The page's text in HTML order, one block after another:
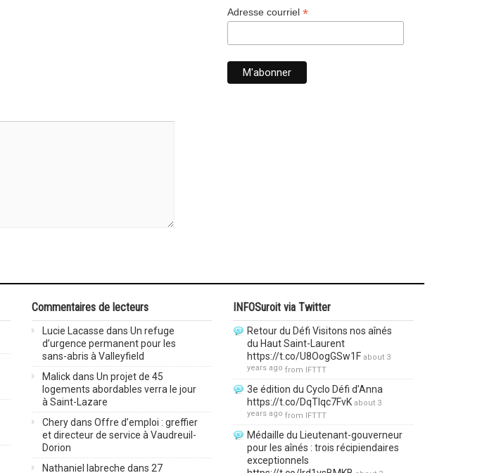
Adresse courriel *
Commentaires de lecteurs
Lucie Lacasse dans Un refuge
d’urgence permanent pour les
sans-abris à Valleyfield
Malickdans Un projet de 45
logements abordables verra le jour
à Saint-Lazare
Cherydans Offre d’emploi : greffier
et directeur de service à Vaudreuil-
Dorion
Nathaniel labreche dans 27
INFOSuroit via Twitter
Retour du Défi Visitons nos aînés
du Haut Saint-Laurent
https://t.co/U8OogGSw1F about 3
years ago from IFTTT
3e édition du Cyclo Défi d’Anna
https://t.co/DqTlqc7FvK about 3
years ago from IFTTT
Médaille du Lieutenant-gouverneur
pour les aînés : trois récipiendaires
exceptionnels